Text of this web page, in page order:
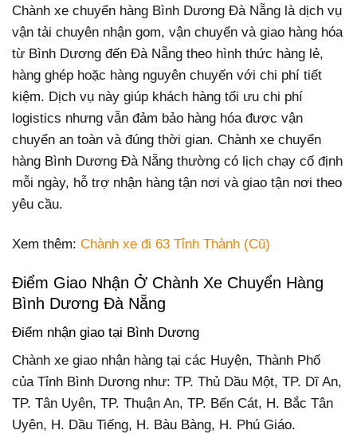
Chành xe chuyển hàng Bình Dương Đà Nẵng là dịch vụ
vận tải chuyên nhận gom, vận chuyển và giao hàng hóa
từ Bình Dương đến Đà Nẵng theo hình thức hàng lẻ,
hàng ghép hoặc hàng nguyên chuyến với chi phí tiết
kiệm. Dịch vụ này giúp khách hàng tối ưu chi phí
logistics nhưng vẫn đảm bảo hàng hóa được vận
chuyển an toàn và đúng thời gian. Chành xe chuyển
hàng Bình Dương Đà Nẵng thường có lịch chạy cố định
mỗi ngày, hỗ trợ nhận hàng tận nơi và giao tận nơi theo
yêu cầu.
Xem thêm: Chành xe đi 63 Tỉnh Thành (Cũ)
Điểm Giao Nhận Ở Chành Xe Chuyển Hàng
Bình Dương Đà Nẵng
Điểm nhận giao tại Bình Dương
Chành xe giao nhận hàng tại các Huyện, Thành Phố
của Tỉnh Bình Dương như: TP. Thủ Dầu Một, TP. Dĩ An,
TP. Tân Uyên, TP. Thuận An, TP. Bến Cát, H. Bắc Tân
Uyên, H. Dầu Tiếng, H. Bàu Bàng, H. Phú Giáo.